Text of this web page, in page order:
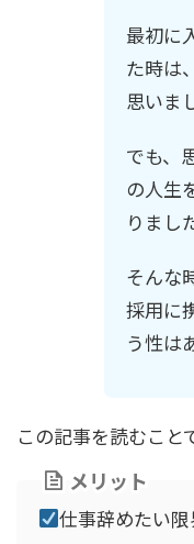
最初に
た時は
思いま
でも、
の人生
りまし
そんな
採用に
う性は
この記事を読むことで
メリット
仕事辞めたい